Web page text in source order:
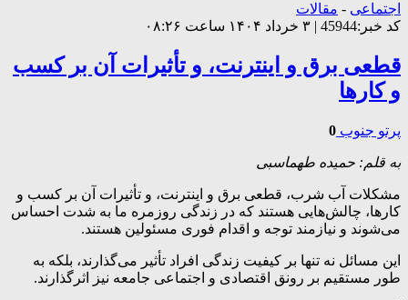
اجتماعی - مقالات
کد خبر:45944 | ۳ خرداد ۱۴۰۴ ساعت ۰۸:۲۶
قطعی برق و اینترنت، و تأثیرات آن بر کسب
و کارها
پرتو جنوب 0
به قلم: حمیده طهماسبی
مشکلات آب شرب، قطعی برق و اینترنت، و تأثیرات آن بر کسب و
کارها، چالش‌هایی هستند که در زندگی روزمره ما به شدت احساس
می‌شوند و نیازمند توجه و اقدام فوری مسئولین هستند.
این مسائل نه تنها بر کیفیت زندگی افراد تأثیر می‌گذارند، بلکه به
طور مستقیم بر رونق اقتصادی و اجتماعی جامعه نیز اثرگذارند.